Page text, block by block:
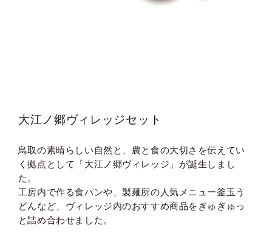
大江ノ郷ヴィレッジセット
鳥取の素晴らしい自然と、農と食の大切さを伝えてい
く拠点として「大江ノ郷ヴィレッジ」が誕生しまし
た。
工房内で作る食パンや、製麺所の人気メニュー釜玉う
どんなど、ヴィレッジ内のおすすめ商品をぎゅぎゅっ
と詰め合わせました。